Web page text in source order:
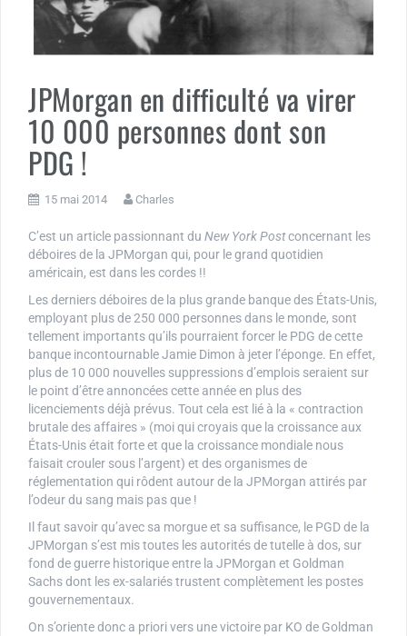
JPMorgan en difficulté va virer
10 000 personnes dont son
PDG !
15 mai 2014 Charles
C’est un article passionnant du New York Postconcernant les
déboires de la JPMorgan qui, pour le grand quotidien
américain, est dans les cordes !!
Les derniers déboires de la plus grande banque des États-Unis,
employant plus de 250 000 personnes dans le monde, sont
tellement importants qu’ils pourraient forcer le PDG de cette
banque incontournable Jamie Dimon à jeter l’éponge. En effet,
plus de 10 000 nouvelles suppressions d’emplois seraient sur
le point d’être annoncées cette année en plus des
licenciements déjà prévus. Tout cela est lié à la « contraction
brutale des affaires » (moi qui croyais que la croissance aux
États-Unis était forte et que la croissance mondiale nous
faisait crouler sous l’argent) et des organismes de
réglementation qui rôdent autour de la JPMorgan attirés par
l’odeur du sang mais pas que !
Il faut savoir qu’avec sa morgue et sa suffisance, le PGD de la
JPMorgan s’est mis toutes les autorités de tutelle à dos, sur
fond de guerre historique entre la JPMorgan et Goldman
Sachs dont les ex-salariés trustent complètement les postes
gouvernementaux.
On s’oriente donc a priori vers une victoire par KO de Goldman